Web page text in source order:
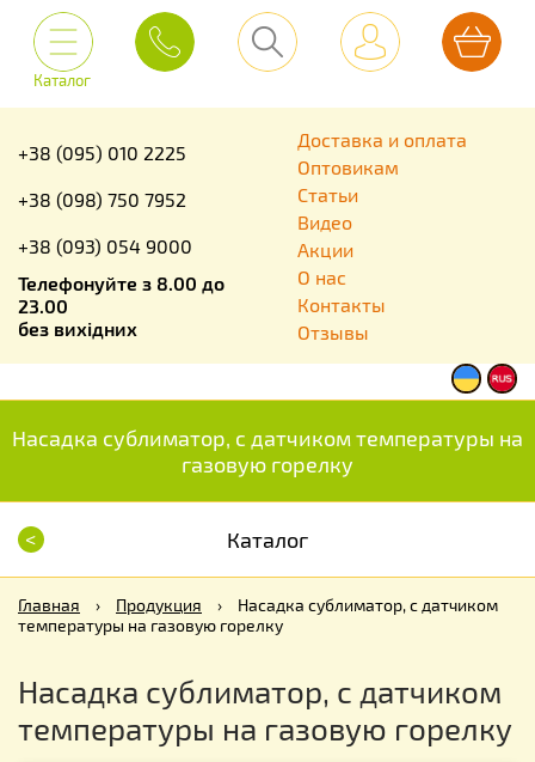
Каталог
+38 (095) 010 2225
+38 (098) 750 7952
+38 (093) 054 9000
Телефонуйте з 8.00 до
23.00
без вихідних
Доставка и оплата
Оптовикам
Статьи
Видео
Акции
О нас
Контакты
Отзывы
Насадка сублиматор, с датчиком температуры на
газовую горелку
< Каталог
Главная › Продукция ›
Насадка сублиматор, с датчиком
температуры на газовую горелку
Насадка сублиматор, с датчиком
температуры на газовую горелку